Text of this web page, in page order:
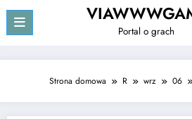
treści
Portal o grach
Strona domowa R wrz 06